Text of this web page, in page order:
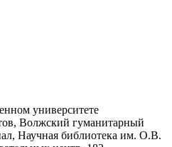
университете
Волжский гуманитарный
Научная библиотека им. О.В.